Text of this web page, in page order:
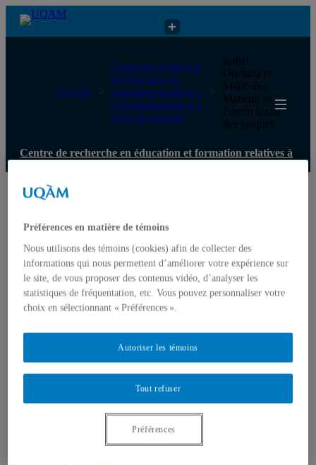
Centre de recherche en éducation et formation relatives à
l'environnement et à l'écocitoyenneté
UQAM
Centre de recherche
en éducation et
formation relatives à
l'environnement et à
l'écocitoyenneté
Isabel
Orellana et
Marie-ève
Marleau au
Forum social
des peuples
Centre de recherche en éducation et formation relatives à
Accueil
Mission
Historique
Comité de direction
Membres
Chercheur.e.s régulier.ère.s
Chercheur.e.s associé.e.s
Chercheur.e.s émérites
Partenaires
Personnel
1) Écocitoyenneté et justice
2) Prismes socioculturels
3) Art et créativité
4) Formation initiale et continue
➜ Autochtonisation
Projets fondateurs et passés
Préférences en matière de témoins
Nous utilisons des témoins (cookies) afin de collecter des
informations qui nous permettent d’améliorer votre expérience sur
le site, de vous proposer des contenus vidéo, d’analyser les
statistiques de fréquentation, etc. Vous pouvez personnaliser votre
choix en sélectionnant « Préférences ».
Tout refuser
Autoriser les témoins
Préférences